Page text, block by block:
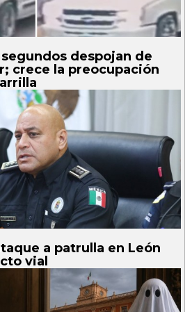
despojan de
crece la preocupación
a patrulla en León
vial